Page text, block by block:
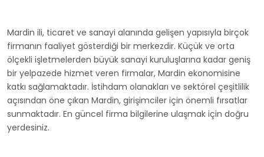
Mardin ili, ticaret ve sanayi alanında gelişen yapısıyla birçok
firmanın faaliyet gösterdiği bir merkezdir. Küçük ve orta
ölçekli işletmelerden büyük sanayi kuruluşlarına kadar geniş
bir yelpazede hizmet veren firmalar, Mardin ekonomisine
katkı sağlamaktadır. İstihdam olanakları ve sektörel çeşitlilik
açısından öne çıkan Mardin, girişimciler için önemli fırsatlar
sunmaktadır. En güncel firma bilgilerine ulaşmak için doğru
yerdesiniz.